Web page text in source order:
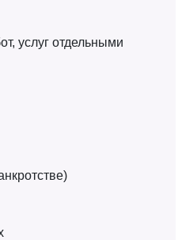
услуг отдельными